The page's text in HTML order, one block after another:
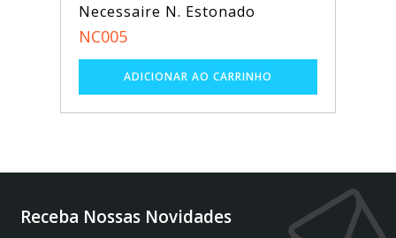
Necessaire N. Estonado
NC005
Receba Nossas Novidades